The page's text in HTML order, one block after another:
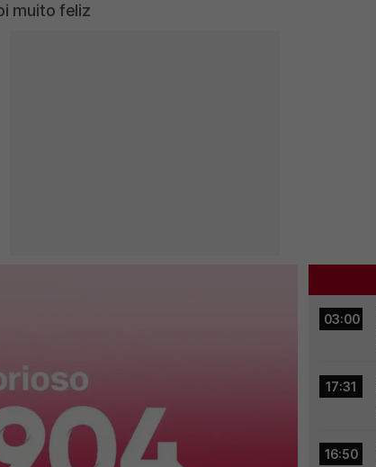
muito feliz
03:00
17:31
16:50